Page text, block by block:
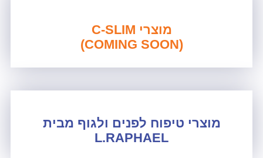
מוצרי C-SLIM
(COMING SOON)
מוצרי טיפוח לפנים ולגוף מבית
L.RAPHAEL